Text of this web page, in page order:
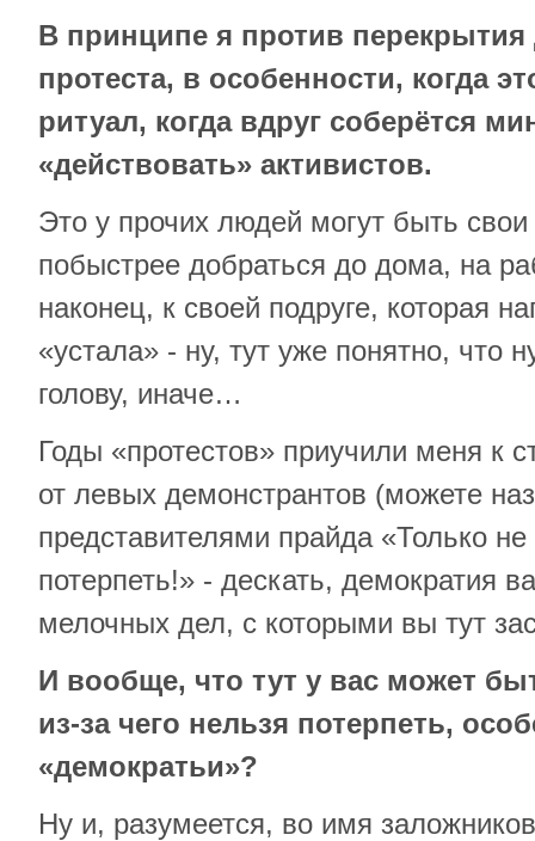
В принципе я против перекрытия
протеста, в особенности, когда
ритуал, когда вдруг соберётся
«действовать» активистов.
Это у прочих людей могут быть
побыстрее добраться до дома, на
наконец, к своей подруге, которая
«устала» - ну, тут уже понятно, что
голову, иначе…
Годы «протестов» приучили меня к
от левых демонстрантов (можете
представителями прайда «Только
потерпеть!» - дескать, демократия
мелочных дел, с которыми вы тут
И вообще, что тут у вас может
из-за чего нельзя потерпеть,
«демократьи»?
Ну и, разумеется, во имя